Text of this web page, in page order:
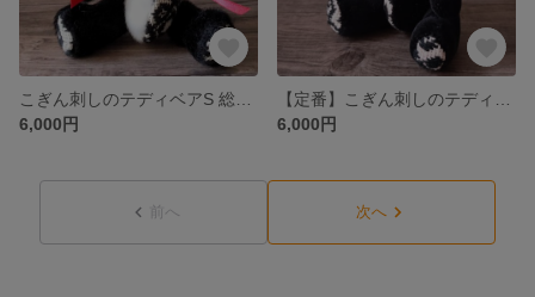
6,000円
6,000円
前へ 次へ